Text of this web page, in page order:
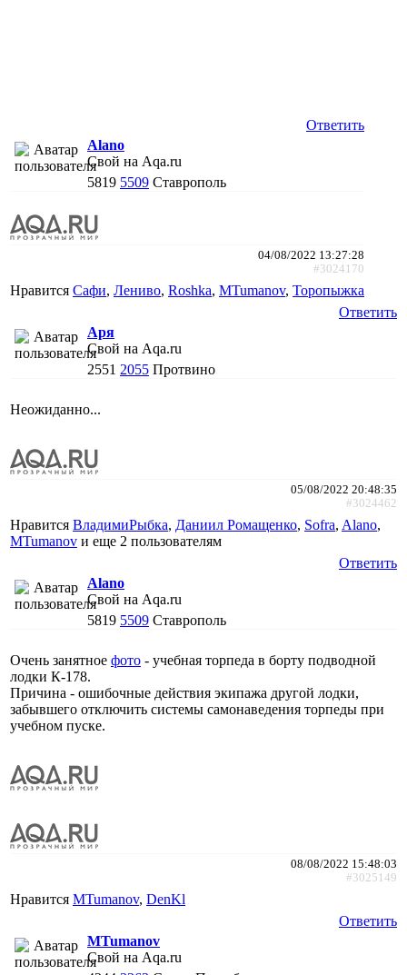
Ответить
Alano
Свой на Aqa.ru
5819 5509 Ставрополь
04/08/2022 13:27:28
#3024170
Нравится Сафи, Лениво, Roshka, MTumanov, Торопыжка
Ответить
Аря
Свой на Aqa.ru
2551 2055 Протвино
Неожиданно...
05/08/2022 20:48:35
#3024462
Нравится ВладимиРыбка, Даниил Ромащенко, Sofra, Alano,
MTumanov и еще 2 пользователям
Ответить
Alano
Свой на Aqa.ru
5819 5509 Ставрополь
Очень занятное фото - учебная торпеда в борту подводной
лодки К-178.
Причина - ошибочные действия экипажа другой лодки,
забывшего отключить системы самонаведения торпеды при
учебном пуске.
08/08/2022 15:48:03
#3025149
Нравится MTumanov, DenKl
Ответить
MTumanov
Свой на Aqa.ru